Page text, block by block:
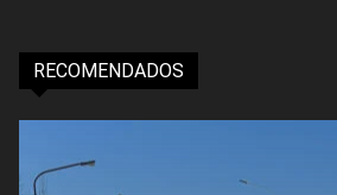
RECOMENDADOS